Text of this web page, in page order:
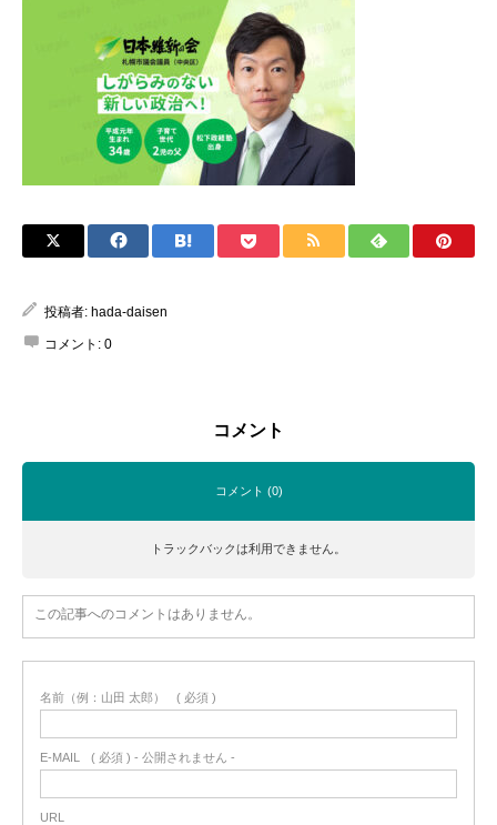
投稿者: hada-daisen
コメント: 0
コメント
コメント (0)
トラックバックは利用できません。
この記事へのコメントはありません。
名前（例：山田 太郎） ( 必須 )
E-MAIL ( 必須 ) - 公開されません -
URL